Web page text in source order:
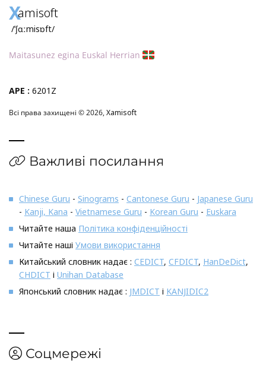
Xamisoft
/ˈʃɑːmisɒft/
Maitasunez egina Euskal Herrian
APE : 6201Z
Всі права захищені © 2026,Xamisoft
Важливі посилання
Chinese Guru - Sinograms - Cantonese Guru - Japanese Guru
- Kanji, Kana - Vietnamese Guru - Korean Guru - Euskara
Читайте наша Політика конфіденційності
Читайте наші Умови використання
Китайський словник надає : CEDICT, CFDICT, HanDeDict,
CHDICT і Unihan Database
Японський словник надає : JMDICT і KANJIDIC2
Соцмережі